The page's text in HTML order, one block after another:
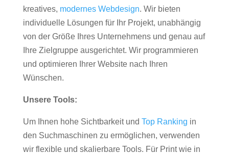
kreatives, modernes Webdesign. Wir bieten
individuelle Lösungen für Ihr Projekt, unabhängig
von der Größe Ihres Unternehmens und genau auf
Ihre Zielgruppe ausgerichtet. Wir programmieren
und optimieren Ihrer Website nach Ihren
Wünschen.
Unsere Tools:
Um Ihnen hohe Sichtbarkeit und Top Ranking in
den Suchmaschinen zu ermöglichen, verwenden
wir flexible und skalierbare Tools. Für Print wie in